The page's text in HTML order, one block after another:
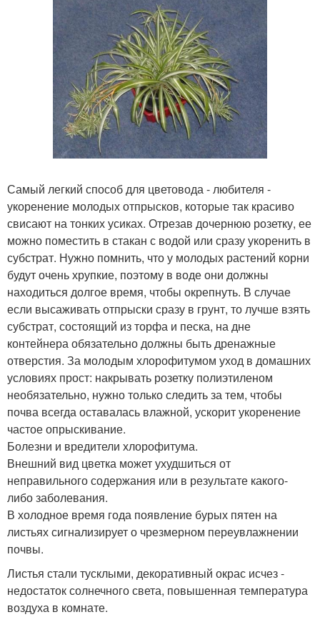
Самый легкий способ для цветовода - любителя -
укоренение молодых отпрысков, которые так красиво
свисают на тонких усиках. Отрезав дочернюю розетку, ее
можно поместить в стакан с водой или сразу укоренить в
субстрат. Нужно помнить, что у молодых растений корни
будут очень хрупкие, поэтому в воде они должны
находиться долгое время, чтобы окрепнуть. В случае
если высаживать отпрыски сразу в грунт, то лучше взять
субстрат, состоящий из торфа и песка, на дне
контейнера обязательно должны быть дренажные
отверстия. За молодым хлорофитумом уход в домашних
условиях прост: накрывать розетку полиэтиленом
необязательно, нужно только следить за тем, чтобы
почва всегда оставалась влажной, ускорит укоренение
частое опрыскивание.
Болезни и вредители хлорофитума.
Внешний вид цветка может ухудшиться от
неправильного содержания или в результате какого-
либо заболевания.
В холодное время года появление бурых пятен на
листьях сигнализирует о чрезмерном переувлажнении
почвы.
Листья стали тусклыми, декоративный окрас исчез -
недостаток солнечного света, повышенная температура
воздуха в комнате.